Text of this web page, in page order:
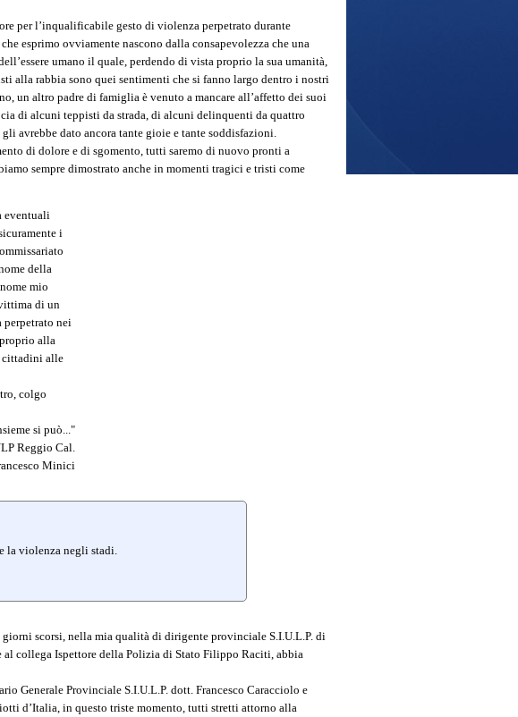
per l’inqualificabile gesto di violenza perpetrato durante
esprimo ovviamente nascono dalla consapevolezza che una
umano il quale, perdendo di vista proprio la sua umanità,
alla rabbia sono quei sentimenti che si fanno largo dentro i nostri
un altro padre di famiglia è venuto a mancare all’affetto dei suoi
di alcuni teppisti da strada, di alcuni delinquenti da quattro
avrebbe dato ancora tante gioie e tante soddisfazioni.
di dolore e di sgomento, tutti saremo di nuovo pronti a
sempre dimostrato anche in momenti tragici e tristi come
eventuali
i
della
mio
di un
nei
alla
cittadini alle
colgo
si può..."
Reggio Cal.
Minici
la violenza negli stadi.
giorni scorsi, nella mia qualità di dirigente provinciale S.I.U.L.P. di
al collega Ispettore della Polizia di Stato Filippo Raciti, abbia
Generale Provinciale S.I.U.L.P. dott. Francesco Caracciolo e
d’Italia, in questo triste momento, tutti stretti attorno alla